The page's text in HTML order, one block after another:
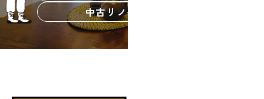
中古リノベーション